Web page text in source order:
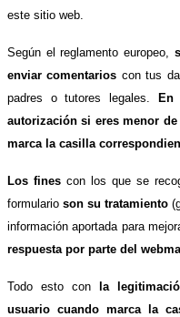
este sitio web.
Según el reglamento europeo,
enviar comentarios con tus
padres o tutores legales.
En
autorización si eres menor de
marca la casilla
Los finescon los que se
formularioson su tratamiento
información aportada para
respuesta por parte del
Todo esto con
la
usuario cuando marca la